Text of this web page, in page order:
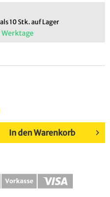
10 Stk. auf Lager
In den Warenkorb